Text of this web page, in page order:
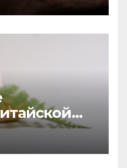
усталости